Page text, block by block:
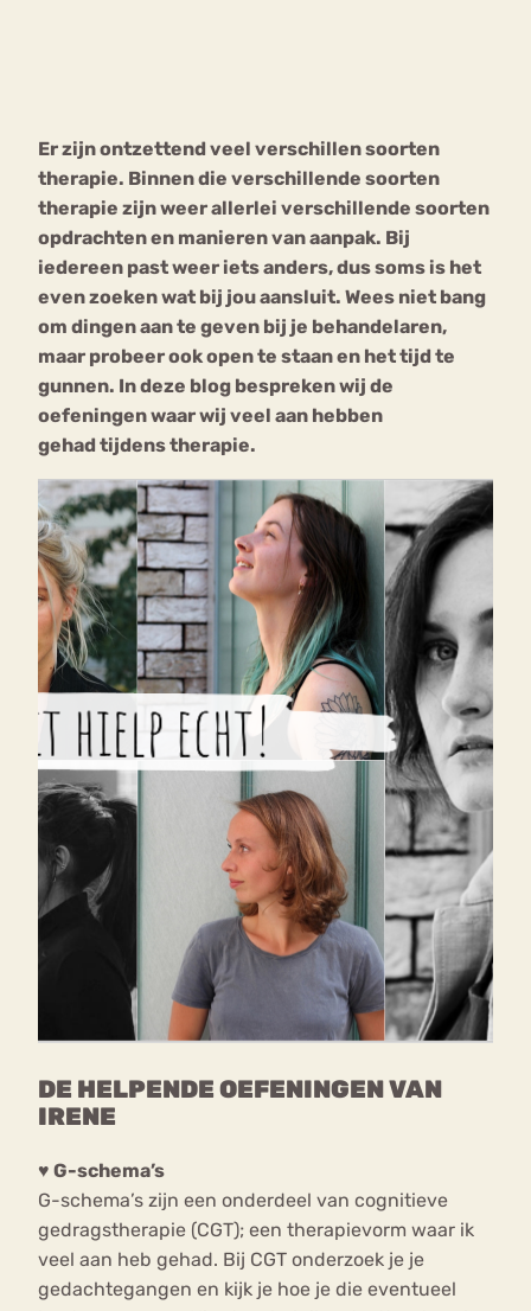
Er zijn ontzettend veel verschillen soorten
therapie. Binnen die verschillende soorten
therapie zijn weer allerlei verschillende soorten
opdrachten en manieren van aanpak. Bij
iedereen past weer iets anders, dus soms is het
even zoeken wat bij jou aansluit. Wees niet bang
om dingen aan te geven bij je behandelaren,
maar probeer ook open te staan en het tijd te
gunnen. In deze blog bespreken wij de
oefeningen waar wij veel aan hebben
gehad tijdens therapie.
DE HELPENDE OEFENINGEN VAN
IRENE
♥ G-schema’s
G-schema’s zijn een onderdeel van cognitieve
gedragstherapie (CGT); een therapievorm waar ik
veel aan heb gehad. Bij CGT onderzoek je je
gedachtegangen en kijk je hoe je die eventueel
Forum
osa
Eetbuien Piekeren Sport
Trauma
Orthorexia
Afvallen Angst